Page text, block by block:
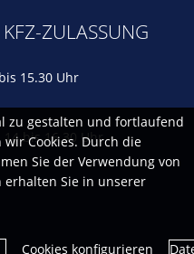
ZULASSUNG
15.30 Uhr
bis 16.30 Uhr
zu gestalten und fortlaufend
Cookies. Durch die
Sie der Verwendung von
erhalten Sie in unserer